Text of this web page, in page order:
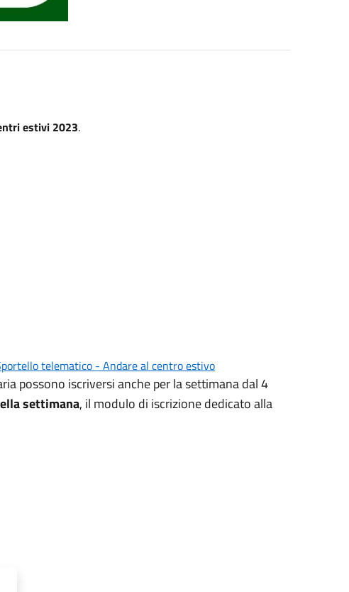
estivi 2023.
telematico - Andare al centro estivo
possono iscriversi anche per la settimana dal 4
settimana, il modulo di iscrizione dedicato alla